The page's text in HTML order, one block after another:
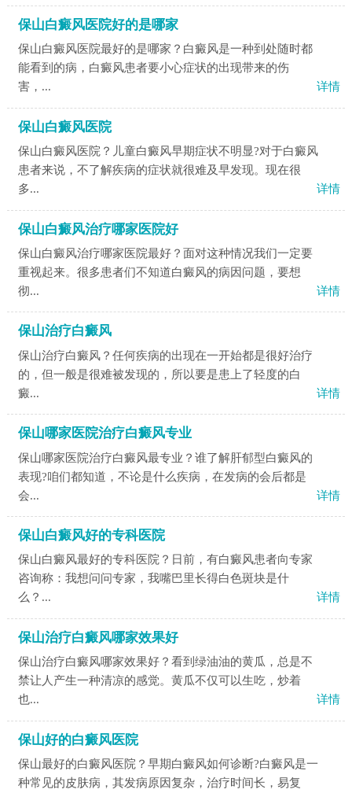
保山白癜风医院好的是哪家
保山白癜风医院最好的是哪家？白癜风是一种到处随时都
能看到的病，白癜风患者要小心症状的出现带来的伤
害，...
详情
保山白癜风医院
保山白癜风医院？儿童白癜风早期症状不明显?对于白癜风
患者来说，不了解疾病的症状就很难及早发现。现在很
多...
详情
保山白癜风治疗哪家医院好
保山白癜风治疗哪家医院最好？面对这种情况我们一定要
重视起来。很多患者们不知道白癜风的病因问题，要想
彻...
详情
保山治疗白癜风
保山治疗白癜风？任何疾病的出现在一开始都是很好治疗
的，但一般是很难被发现的，所以要是患上了轻度的白
癜...
详情
保山哪家医院治疗白癜风专业
保山哪家医院治疗白癜风最专业？谁了解肝郁型白癜风的
表现?咱们都知道，不论是什么疾病，在发病的会后都是
会...
详情
保山白癜风好的专科医院
保山白癜风最好的专科医院？日前，有白癜风患者向专家
咨询称：我想问问专家，我嘴巴里长得白色斑块是什
么？...
详情
保山治疗白癜风哪家效果好
保山治疗白癜风哪家效果好？看到绿油油的黄瓜，总是不
禁让人产生一种清凉的感觉。黄瓜不仅可以生吃，炒着
也...
详情
保山好的白癜风医院
保山最好的白癜风医院？早期白癜风如何诊断?白癜风是一
种常见的皮肤病，其发病原因复杂，治疗时间长，易复